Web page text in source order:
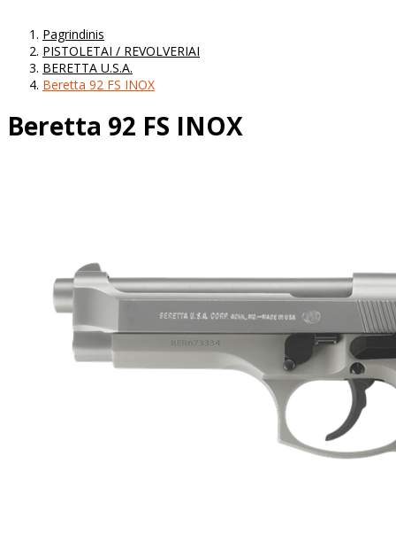
Pagrindinis
PISTOLETAI / REVOLVERIAI
BERETTA U.S.A.
Beretta 92 FS INOX
Beretta 92 FS INOX